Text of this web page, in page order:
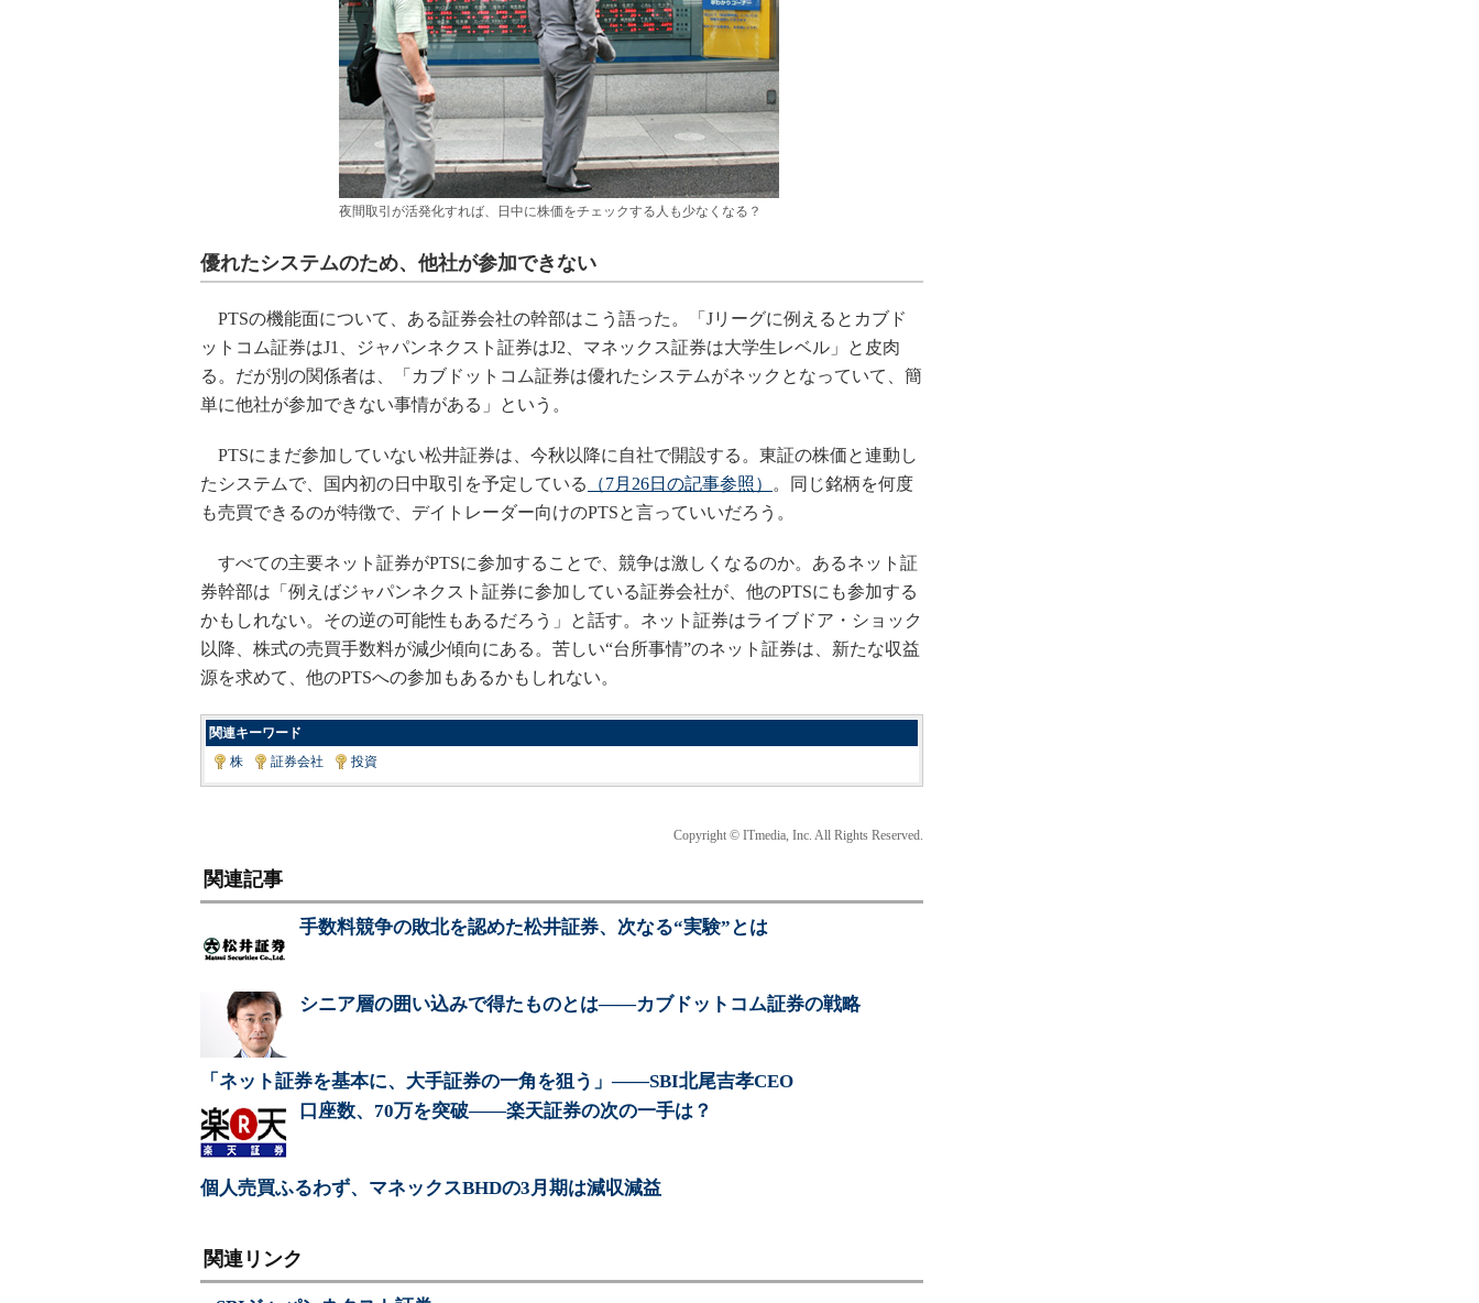
夜間取引が活発化すれば、日中に株価をチェックする人も少なくなる？
優れたシステムのため、他社が参加できない
PTSの機能面について、ある証券会社の幹部はこう語った。「Jリーグに例えるとカブド
ットコム証券はJ1、ジャパンネクスト証券はJ2、マネックス証券は大学生レベル」と皮肉
る。だが別の関係者は、「カブドットコム証券は優れたシステムがネックとなっていて、簡
単に他社が参加できない事情がある」という。
PTSにまだ参加していない松井証券は、今秋以降に自社で開設する。東証の株価と連動し
たシステムで、国内初の日中取引を予定している
（7月26日の記事参照）
。同じ銘柄を何度
も売買できるのが特徴で、デイトレーダー向けのPTSと言っていいだろう。
すべての主要ネット証券がPTSに参加することで、競争は激しくなるのか。あるネット証
券幹部は「例えばジャパンネクスト証券に参加している証券会社が、他のPTSにも参加する
かもしれない。その逆の可能性もあるだろう」と話す。ネット証券はライブドア・ショック
以降、株式の売買手数料が減少傾向にある。苦しい“台所事情”のネット証券は、新たな収益
源を求めて、他のPTSへの参加もあるかもしれない。
関連キーワード
株
証券会社 投資
Copyright © ITmedia, Inc. All Rights Reserved.
関連記事
手数料競争の敗北を認めた松井証券、次なる“実験”とは
シニア層の囲い込みで得たものとは――カブドットコム証券の戦略
「ネット証券を基本に、大手証券の一角を狙う」――SBI北尾吉孝CEO
口座数、70万を突破――楽天証券の次の一手は？
個人売買ふるわず、マネックスBHDの3月期は減収減益
関連リンク